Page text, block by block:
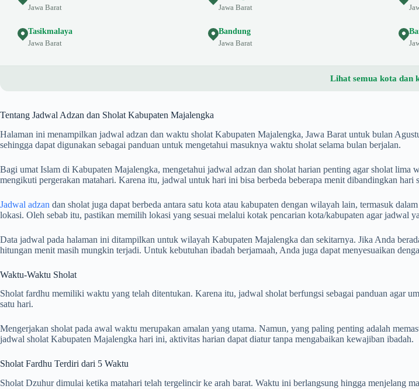
Jawa Barat
Jawa Barat
Tasikmalaya
Jawa Barat
Bandung
Jawa Barat
Lihat semua kota dan
Tentang Jadwal Adzan dan Sholat Kabupaten Majalengka
Halaman ini menampilkan jadwal adzan dan waktu sholat Kabupaten Majalengka, Jawa Barat untuk bulan
sehingga dapat digunakan sebagai panduan untuk mengetahui masuknya waktu sholat selama bulan berjalan.
Bagi umat Islam di Kabupaten Majalengka, mengetahui jadwal adzan dan sholat harian penting agar sholat
mengikuti pergerakan matahari. Karena itu, jadwal untuk hari ini bisa berbeda beberapa menit dibandingkan hari
Jadwal adzan dan sholat juga dapat berbeda antara satu kota atau kabupaten dengan wilayah lain, termasuk
lokasi. Oleh sebab itu, pastikan memilih lokasi yang sesuai melalui kotak pencarian kota/kabupaten agar jadwal
Data jadwal pada halaman ini ditampilkan untuk wilayah Kabupaten Majalengka dan sekitarnya. Jika Anda
hitungan menit masih mungkin terjadi. Untuk kebutuhan ibadah berjamaah, Anda juga dapat menyesuaikan
Waktu-Waktu Sholat
Sholat fardhu memiliki waktu yang telah ditentukan. Karena itu, jadwal sholat berfungsi sebagai panduan agar
satu hari.
Mengerjakan sholat pada awal waktu merupakan amalan yang utama. Namun, yang paling penting adalah
jadwal sholat Kabupaten Majalengka hari ini, aktivitas harian dapat diatur tanpa mengabaikan kewajiban ibadah.
Sholat Fardhu Terdiri dari 5 Waktu
Sholat Dzuhur dimulai ketika matahari telah tergelincir ke arah barat. Waktu ini berlangsung hingga menjelang